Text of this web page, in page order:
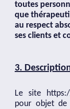
toutes
que
au respect
ses clients et
3.
Le site
pour objet de